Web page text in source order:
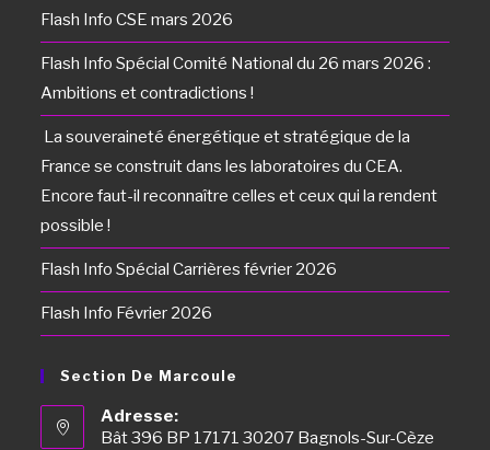
Flash Info CSE mars 2026
Flash Info Spécial Comité National du 26 mars 2026 :
Ambitions et contradictions !
La souveraineté énergétique et stratégique de la
France se construit dans les laboratoires du CEA.
Encore faut-il reconnaître celles et ceux qui la rendent
possible !
Flash Info Spécial Carrières février 2026
Flash Info Février 2026
Section De Marcoule
Adresse:
Bât 396 BP 17171 30207 Bagnols-Sur-Cèze